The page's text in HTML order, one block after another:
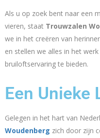
Als u op zoek bent naar een
vieren, staat Trouwzalen
we in het creëren van
en stellen we alles in het
bruiloftservaring te bieden.
Een Unieke
Gelegen in het hart van
Woudenberg zich door zijn